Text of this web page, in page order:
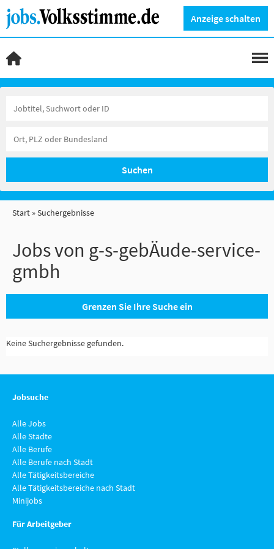
Anzeige schalten
Suchen
Start Suchergebnisse
Jobs von g-s-gebÄude-service-
gmbh
Grenzen Sie Ihre Suche ein
Keine Suchergebnisse gefunden.
Jobsuche
Alle Jobs
Alle Städte
Alle Berufe
Alle Berufe nach Stadt
Alle Tätigkeitsbereiche
Alle Tätigkeitsbereiche nach Stadt
Minijobs
Für Arbeitgeber